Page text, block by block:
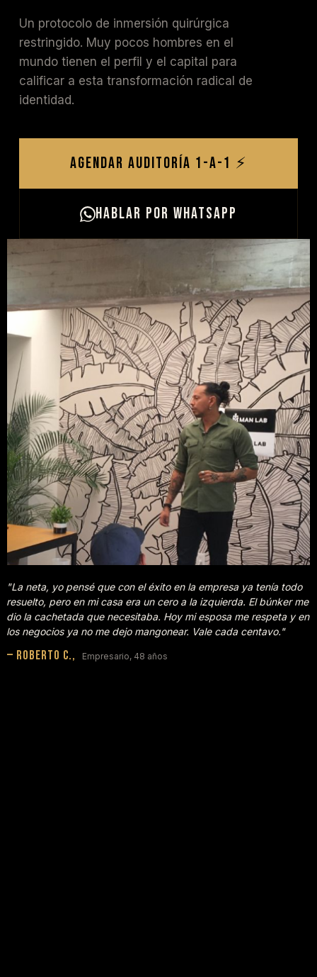
Un protocolo de inmersión quirúrgica
restringido. Muy pocos hombres en el
mundo tienen el perfil y el capital para
calificar a esta transformación radical de
identidad.
AGENDAR AUDITORÍA 1-A-1 ⚡
HABLAR POR WHATSAPP
pensé que con el éxito en la empresa ya tenía todo
en mi casa era un cero a la izquierda. El búnker me
que necesitaba. Hoy mi esposa me respeta y en
ya no me dejo mangonear. Vale cada centavo."
C., Empresario, 48 años
"A mis 45
para mi
es
por